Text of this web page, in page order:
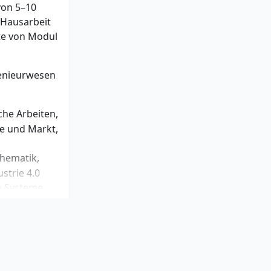
diese
5–10
von Modul
Arbeiten,
und Markt,
4.0